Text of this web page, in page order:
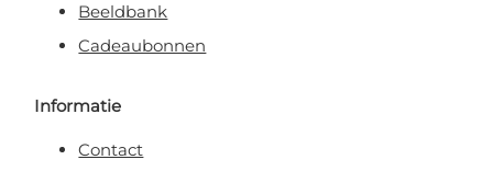
Beeldbank
Cadeaubonnen
Informatie
Contact